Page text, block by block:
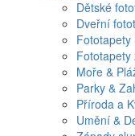
Dětské
Dveřní
Fototapety
Fototapety
Moře &
Parky &
Příroda a
Umění &